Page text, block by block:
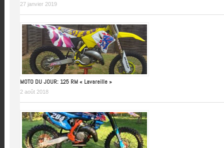
27 janvier 2019
MOTO DU JOUR: 125 RM « Lavareille »
2 août 2018